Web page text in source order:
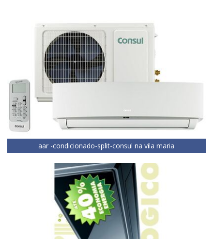
aar -condicionado-split-consul na vila maria